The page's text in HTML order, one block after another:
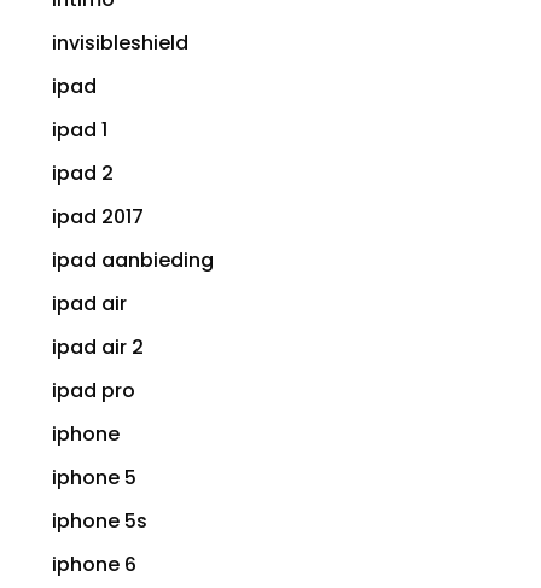
invisibleshield
ipad
ipad 1
ipad 2
ipad 2017
ipad aanbieding
ipad air
ipad air 2
ipad pro
iphone
iphone 5
iphone 5s
iphone 6